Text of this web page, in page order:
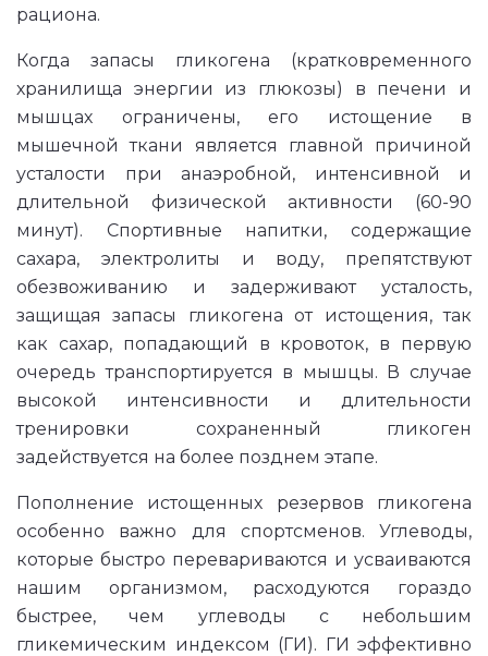
рациона.
Когда запасы гликогена (кратковременного
хранилища энергии из глюкозы) в печени и
мышцах ограничены, его истощение в
мышечной ткани является главной причиной
усталости при анаэробной, интенсивной и
длительной физической активности (60-90
минут). Спортивные напитки, содержащие
сахара, электролиты и воду, препятствуют
обезвоживанию и задерживают усталость,
защищая запасы гликогена от истощения, так
как сахар, попадающий в кровоток, в первую
очередь транспортируется в мышцы. В случае
высокой интенсивности и длительности
тренировки сохраненный гликоген
задействуется на более позднем этапе.
Пополнение истощенных резервов гликогена
особенно важно для спортсменов. Углеводы,
которые быстро перевариваются и усваиваются
нашим организмом, расходуются гораздо
быстрее, чем углеводы с небольшим
гликемическим индексом (ГИ). ГИ эффективно